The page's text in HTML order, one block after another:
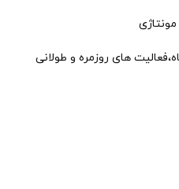
های روزمره و طولانی